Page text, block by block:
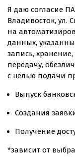
Южно-
Уссурийск
Иркутск
Санкт-
Москва
Офис на ул.
Офис
Офис на
Я даю согласие
Владивосток, ул.
на
данных,
запись,
передачу,
с целью подачи
Выпуск
Создания
Получение
*зависит от